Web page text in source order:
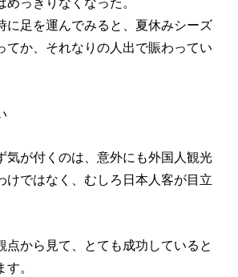
に足を運んでみると、夏休みシーズ
てか、それなりの人出で賑わってい
が付くのは、意外にも外国人観光
けではなく、むしろ日本人客が目立
点から見て、とても成功していると
。